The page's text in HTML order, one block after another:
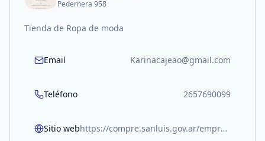
Pedernera 958
Tienda de Ropa de moda
Email Karinacajeao@gmail.com
Teléfono 2657690099
Sitio web https://compre.sanluis.gov.ar/empresa/karina-cajeao-estetica-y-moda